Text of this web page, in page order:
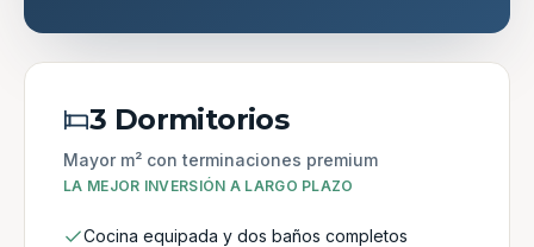
3 Dormitorios
Mayor m² con terminaciones premium
LA MEJOR INVERSIÓN A LARGO PLAZO
Cocina equipada y dos baños completos